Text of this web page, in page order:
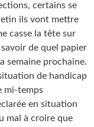
certains se
ils vont mettre
casse la tête sur
de quel papier
semaine prochaine.
de handicap
mi-temps
en situation
mal à croire que